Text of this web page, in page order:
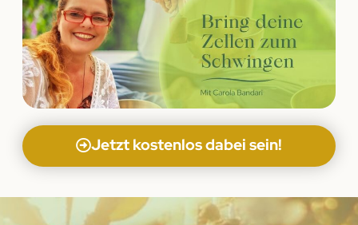
Jetzt kostenlos dabei sein!